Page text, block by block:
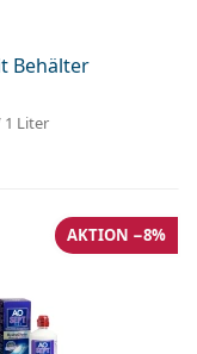
Behälter
1 Liter
AKTION −8%